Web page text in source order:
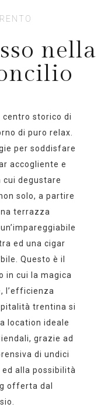
nella
centro storico di
di puro relax.
per soddisfare
accogliente e
degustare
solo, a partire
terrazza
ed una cigar
Questo è il
in cui la magica
l’efficienza
trentina si
location ideale
grazie ad
di undici
alla possibilità
offerta dal